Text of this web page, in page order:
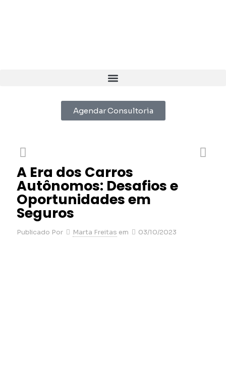
Agendar Consultoria
A Era dos Carros
Autônomos: Desafios e
Oportunidades em
Seguros
Publicado Por Marta Freitas em 03/10/2023